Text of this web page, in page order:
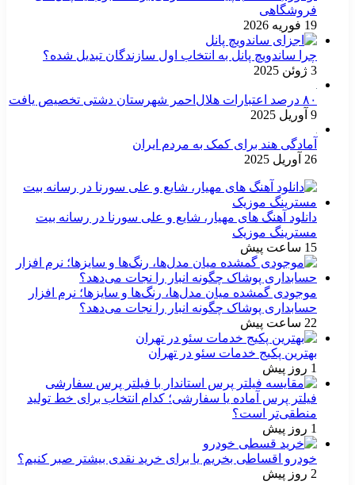
فروشگاهی
19 فوریه 2026
چرا ساندویچ پانل به انتخاب اول سازندگان تبدیل شده؟
3 ژوئن 2025
۸۰ درصد اعتبارات هلال‌احمر شهرستان دشتی تخصیص یافت
9 آوریل 2025
آمادگی هند برای کمک به مردم ایران
26 آوریل 2025
دانلود آهنگ های مهیار، شایع و علی سورنا در رسانه بیت
مسترینگ موزیک
15 ساعت پیش
موجودی گمشده میان مدل‌ها، رنگ‌ها و سایزها؛ نرم افزار
حسابداری پوشاک چگونه انبار را نجات می‌دهد؟
22 ساعت پیش
بهترین پکیج خدمات سئو در تهران
1 روز پیش
فیلتر پرس آماده یا سفارشی؛ کدام انتخاب برای خط تولید
منطقی‌تر است؟
1 روز پیش
خودرو اقساطی بخریم یا برای خرید نقدی بیشتر صبر کنیم؟
2 روز پیش